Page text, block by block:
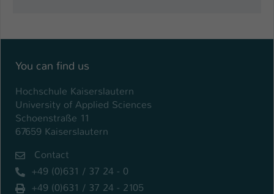
You can find us
Hochschule Kaiserslautern
University of Applied Sciences
Schoenstraße 11
67659 Kaiserslautern
Contact
+49 (0)631 / 37 24 - 0
+49 (0)631 / 37 24 - 2105